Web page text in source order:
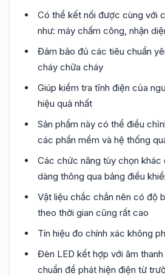
Có thể kết nối được cùng với
như: máy chấm công, nhận
Đảm bảo đủ các tiêu chuẩn
cháy chữa cháy
Giúp kiểm tra tĩnh điện của
hiệu quả nhất
Sản phẩm này có thể điều
các phần mềm và hệ thống
Các chức năng tùy chọn
dàng thông qua bảng điều
Vật liệu chắc chắn nên có độ
theo thời gian cũng rất cao
Tín hiệu đo chính xác không
Đèn LED kết hợp với âm
chuẩn để phát hiện điện từ